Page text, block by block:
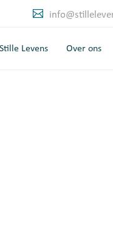
Levens Over ons